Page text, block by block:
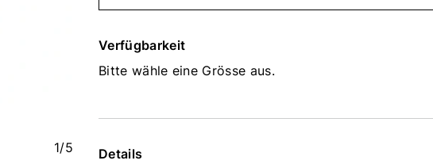
1/5
Verfügbarkeit
Bitte wähle eine Grösse aus.
Details